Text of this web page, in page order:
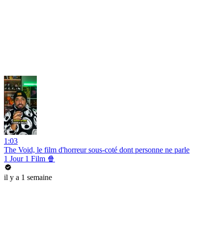
1:03
The Void, le film d'horreur sous-coté dont personne ne parle
1 Jour 1 Film 🍿
il y a 1 semaine